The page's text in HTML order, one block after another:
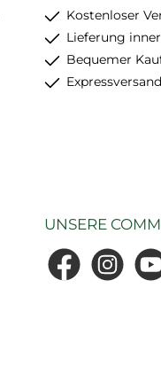
Kostenloser
Lieferung
Bequemer
UNSERE
FacebookInstagram